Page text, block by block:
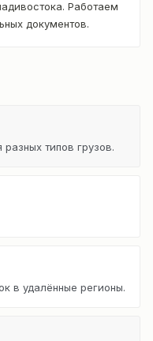
Работаем
документов.
типов грузов.
в удалённые регионы.